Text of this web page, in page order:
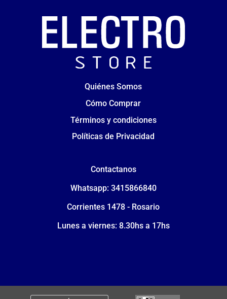
Quiénes Somos
Cómo Comprar
Términos y condiciones
Políticas de Privacidad
Contactanos
Whatsapp: 3415866840
Corrientes 1478 - Rosario
Lunes a viernes: 8.30hs a 17hs